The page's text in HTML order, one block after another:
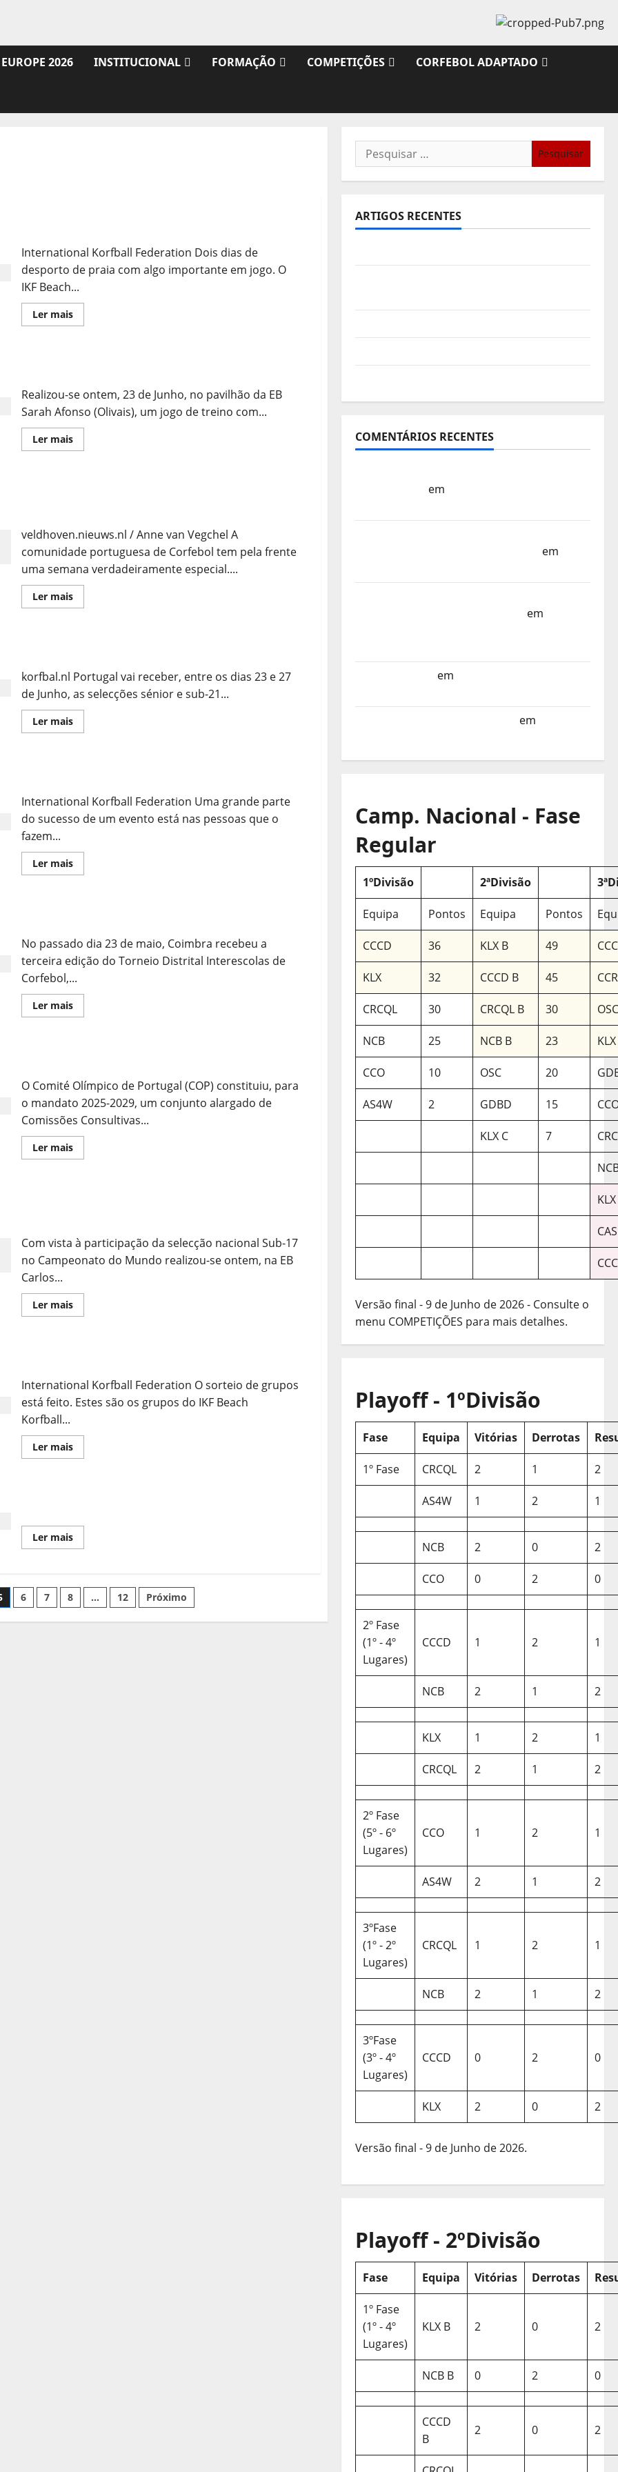
2026 INSTITUCIONAL FORMAÇÃO COMPETIÇÕES CORFEBOL ADAPTADO
International Korfball Federation Dois dias de
desporto de praia com algo importante em jogo. O
IKF Beach...
Ler maisLeia
mais
Realizou-se ontem, 23 de Junho, no pavilhão da EB
Sarah Afonso (Olivais), um jogo de treino com...
Ler maisLeia
mais
veldhoven.nieuws.nl / Anne van Vegchel A
comunidade portuguesa de Corfebol tem pela frente
uma semana verdadeiramente especial....
Ler maisLeia
mais
Selecção
dos
Países
Baixos
korfbal.nl Portugal vai receber, entre os dias 23 e 27
de Junho, as selecções sénior e sub-21...
Ler maisLeia
mais
em
Portugal
International Korfball Federation Uma grande parte
do sucesso de um evento está nas pessoas que o
fazem...
Ler maisLeia
mais
No passado dia 23 de maio, Coimbra recebeu a
terceira edição do Torneio Distrital Interescolas de
Corfebol,...
Ler maisLeia
mais
O Comité Olímpico de Portugal (COP) constituiu, para
o mandato 2025-2029, um conjunto alargado de
Comissões Consultivas...
Ler maisLeia
mais
Com vista à participação da selecção nacional Sub-17
no Campeonato do Mundo realizou-se ontem, na EB
Carlos...
Ler maisLeia
mais
o
Campeonato
do
Mundo
International Korfball Federation O sorteio de grupos
está feito. Estes são os grupos do IKF Beach
Korfball...
Ler maisLeia
mais
Ler maisLeia
mais
do
Campeonato
Nacional
6 7 8 … 12 Próximo
Pesquisar
por:
ARTIGOS RECENTES
COMENTÁRIOS RECENTES
em
em
em
em
em
Camp. Nacional - Fase
Regular
1ºDivisão 2ªDivisão
Equipa Pontos Equipa Pontos
CCCD 36 KLX B 49
KLX 32 CCCD B 45
CRCQL 30 CRCQL B 30
NCB 25 NCB B 23
CCO 10 OSC 20
AS4W 2 GDBD 15
KLX C 7
Versão final - 9 de Junho de 2026 - Consulte o
menu COMPETIÇÕES para mais detalhes.
Playoff - 1ºDivisão
Fase Equipa Vitórias Derrotas
1º Fase CRCQL 2 1 2
AS4W 1 2 1
NCB 2 0 2
CCO 0 2 0
2º Fase
(1º - 4º
Lugares)
CCCD 1 2 1
NCB 2 1 2
KLX 1 2 1
CRCQL 2 1 2
2º Fase
(5º - 6º
Lugares)
CCO 1 2 1
AS4W 2 1 2
3ºFase
(1º - 2º
Lugares)
CRCQL 1 2 1
NCB 2 1 2
3ºFase
(3º - 4º
Lugares)
CCCD 0 2 0
KLX 2 0 2
Versão final - 9 de Junho de 2026.
Playoff - 2ºDivisão
Fase Equipa Vitórias Derrotas
1º Fase
(1º - 4º
Lugares)
KLX B 2 0 2
NCB B 0 2 0
CCCD
B
2 0 2